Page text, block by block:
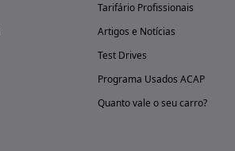
Tarifário Profissionais
Artigos e Notícias
Test Drives
Programa Usados ACAP
Quanto vale o seu carro?